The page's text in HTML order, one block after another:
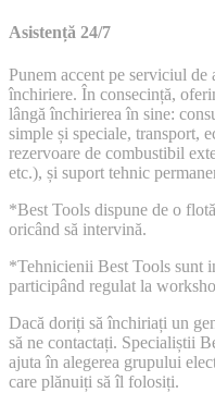
Asistență 24/7
Punem accent pe serviciul de
închiriere. În consecință,
lângă închirierea în sine:
simple și speciale, transport,
rezervoare de combustibil
etc.), și suport tehnic
*Best Tools dispune de o
oricând să intervină.
*Tehnicienii Best Tools sunt
participând regulat la
Dacă doriți să închiriați un
să ne contactați. Specialiștii
ajuta în alegerea grupului
care plănuiți să îl folosiți.